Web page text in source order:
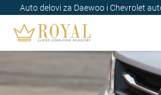
Auto delovi za Daewoo i Chevrolet